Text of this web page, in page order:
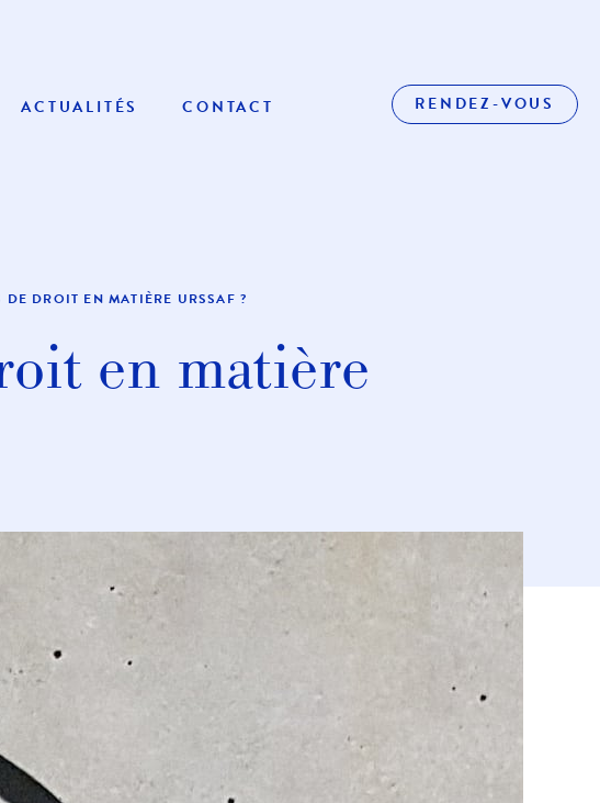
ACTUALITÉS CONTACT RENDEZ-VOUS
DE DROIT EN MATIÈRE URSSAF ?
en matière